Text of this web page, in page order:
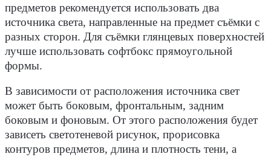
предметов рекомендуется использовать два
источника света, направленные на предмет съёмки с
разных сторон. Для съёмки глянцевых поверхностей
лучше использовать софтбокс прямоугольной
формы.
В зависимости от расположения источника свет
может быть боковым, фронтальным, задним
боковым и фоновым. От этого расположения будет
зависеть светотеневой рисунок, прорисовка
контуров предметов, длина и плотность тени, а